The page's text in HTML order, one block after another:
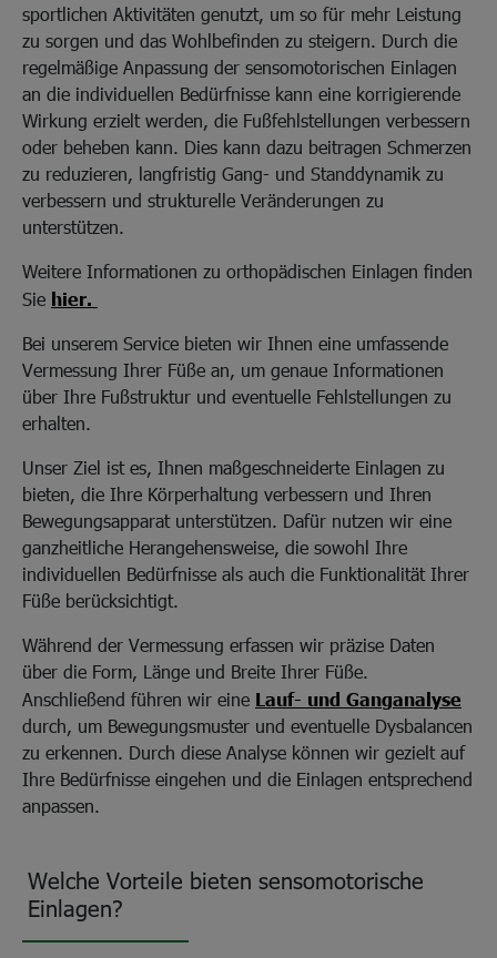
sportlichen Aktivitäten genutzt, um so für mehr Leistung
zu sorgen und das Wohlbefinden zu steigern. Durch die
regelmäßige Anpassung der sensomotorischen Einlagen
an die individuellen Bedürfnisse kann eine korrigierende
Wirkung erzielt werden, die Fußfehlstellungen verbessern
oder beheben kann. Dies kann dazu beitragen Schmerzen
zu reduzieren, langfristig Gang- und Standdynamik zu
verbessern und strukturelle Veränderungen zu
unterstützen.
Weitere Informationen zu orthopädischen Einlagen finden
Sie hier.
Bei unserem Service bieten wir Ihnen eine umfassende
Vermessung Ihrer Füße an, um genaue Informationen
über Ihre Fußstruktur und eventuelle Fehlstellungen zu
erhalten.
Unser Ziel ist es, Ihnen maßgeschneiderte Einlagen zu
bieten, die Ihre Körperhaltung verbessern und Ihren
Bewegungsapparat unterstützen. Dafür nutzen wir eine
ganzheitliche Herangehensweise, die sowohl Ihre
individuellen Bedürfnisse als auch die Funktionalität Ihrer
Füße berücksichtigt.
Während der Vermessung erfassen wir präzise Daten
über die Form, Länge und Breite Ihrer Füße.
Anschließend führen wir eine Lauf- und Ganganalyse
durch, um Bewegungsmuster und eventuelle Dysbalancen
zu erkennen. Durch diese Analyse können wir gezielt auf
Ihre Bedürfnisse eingehen und die Einlagen entsprechend
anpassen.
Welche Vorteile bieten sensomotorische
Einlagen?